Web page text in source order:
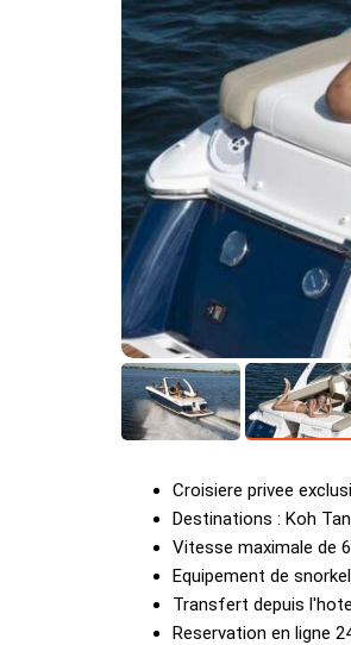
Croisiere privee
Destinations : Koh
Vitesse maximale de
Equipement de
Transfert depuis
Reservation en ligne